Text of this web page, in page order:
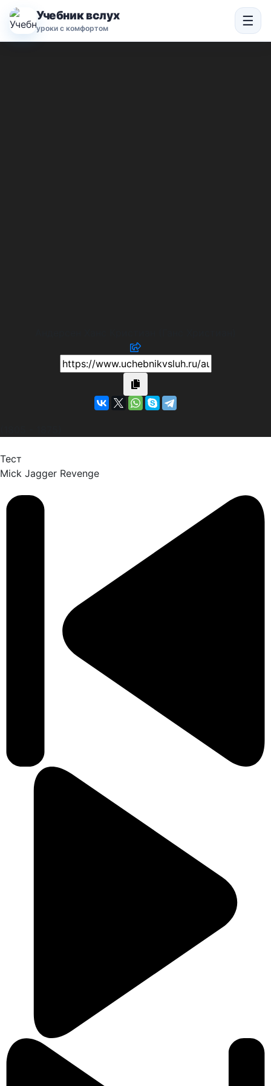
Учебник вслух
уроки с комфортом ☰
Тест
Mick Jagger Revenge